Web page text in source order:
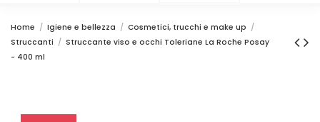
Home Igiene e bellezza
Cosmetici, trucchi e make up
Struccanti
Struccante viso e occhi Toleriane La Roche Posay
- 400 ml